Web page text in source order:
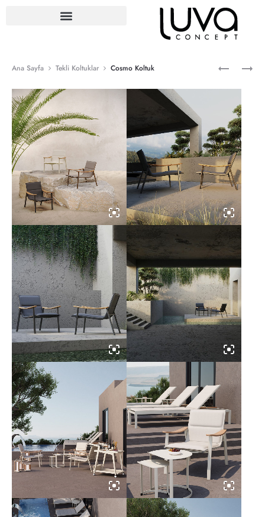
Ana Sayfa Tekli Koltuklar Cosmo Koltuk